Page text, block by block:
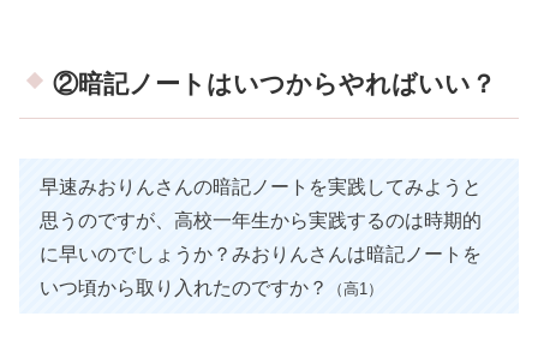
②暗記ノートはいつからやればいい？
早速みおりんさんの暗記ノートを実践してみようと
思うのですが、高校一年生から実践するのは時期的
に早いのでしょうか？みおりんさんは暗記ノートを
いつ頃から取り入れたのですか？
（高1）